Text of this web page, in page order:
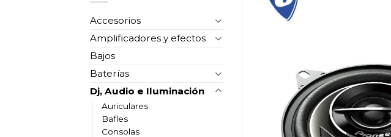
Accesorios
Amplificadores y efectos
Bajos
Baterías
Dj, Audio e Iluminación
Auriculares
Bafles
Consolas